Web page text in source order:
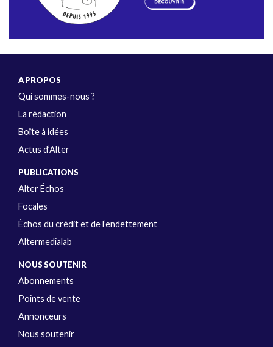
A PROPOS
Qui sommes-nous ?
La rédaction
Boîte à idées
Actus d’Alter
PUBLICATIONS
Alter Échos
Focales
Échos du crédit et de l’endettement
Altermedialab
NOUS SOUTENIR
Abonnements
Points de vente
Annonceurs
Nous soutenir